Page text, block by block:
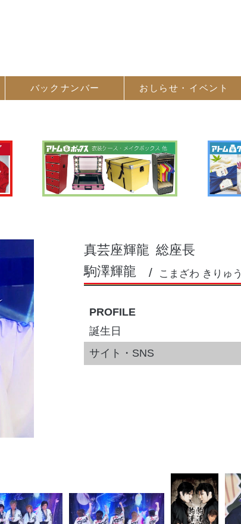
バック ナンバー おしらせ・ イベント
真芸座輝龍 総座長
駒澤輝龍
こまざわ きりゅう
PROFILE
誕生日
サイト・SNS